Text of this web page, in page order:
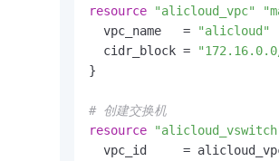
resource
"alicloud_vpc"
  vpc_name   =
"alicloud"
  cidr_block =
}
# 创建交换机
resource
vpc_id     =